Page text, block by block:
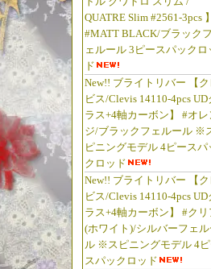
QUATRE Slim #2561-3pcs 】
#MATT BLACK/ブラックフ
ェルール 3ピースパックロ
ド
New!! ブライトリバー 【ク
ビス/Clevis 14110-4pcs UD
ラス+4軸カーボン】 #オレ
ジ/ブラックフェルール ※
ピニングモデル 4ピースパ
クロッド
New!! ブライトリバー 【ク
ビス/Clevis 14110-4pcs UD
ラス+4軸カーボン】 #クリ
(ホワイト)/シルバーフェル
ル ※スピニングモデル 4
スパックロッド